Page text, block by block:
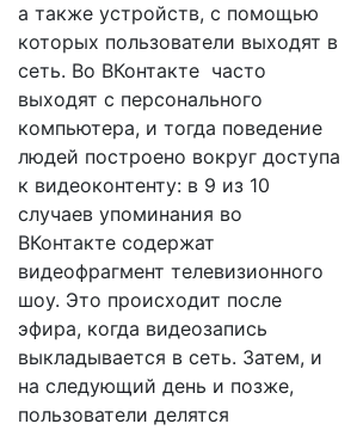
а также устройств, с помощью
которых пользователи выходят в
сеть. Во ВКонтакте часто
выходят с персонального
компьютера, и тогда поведение
людей построено вокруг доступа
к видеоконтенту: в 9 из 10
случаев упоминания во
ВКонтакте содержат
видеофрагмент телевизионного
шоу. Это происходит после
эфира, когда видеозапись
выкладывается в сеть. Затем, и
на следующий день и позже,
пользователи делятся